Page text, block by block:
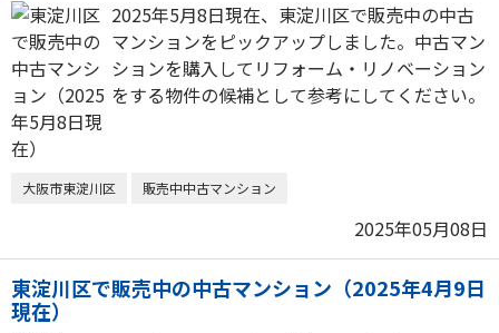
2025年5月8日現在、東淀川区で販売中の中古
マンションをピックアップしました。中古マン
ションを購入してリフォーム・リノベーション
をする物件の候補として参考にしてください。
大阪市東淀川区 販売中中古マンション
2025年05月08日
東淀川区で販売中の中古マンション（2025年4月9日
現在）